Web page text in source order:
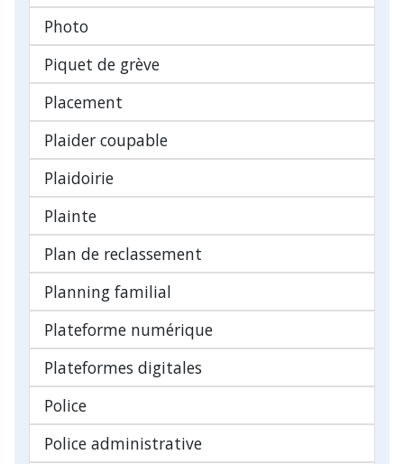
Photo
Piquet de grève
Placement
Plaider coupable
Plaidoirie
Plainte
Plan de reclassement
Planning familial
Plateforme numérique
Plateformes digitales
Police
Police administrative